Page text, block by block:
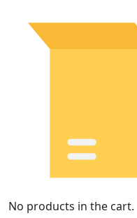
No products in the cart.